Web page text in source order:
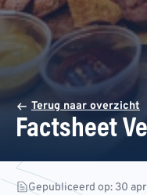
Terug naar overzicht
Factsheet
Gepubliceerd op: 30